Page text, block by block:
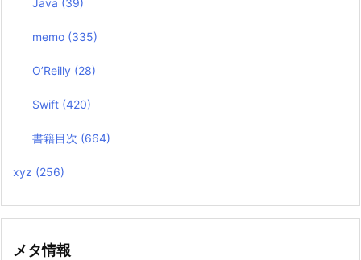
Java (39)
memo (335)
O’Reilly (28)
Swift (420)
書籍目次 (664)
xyz (256)
メタ情報